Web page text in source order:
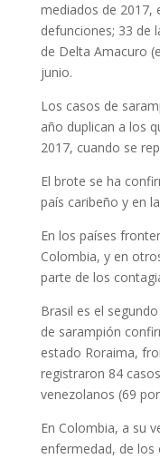
mediados de 2017,
defunciones; 33 de
de Delta Amacuro
junio.
Los casos de
año duplican a los
2017, cuando se
El brote se ha
país caribeño y en
En los países
Colombia, y en
parte de los
Brasil es el
de sarampión
estado Roraima,
registraron 84
venezolanos (69
En Colombia, a su
enfermedad, de los